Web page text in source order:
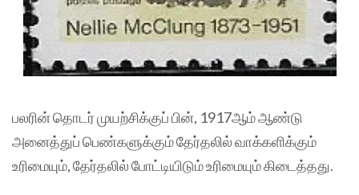
பலரின் தொடர் முயற்சிக்குப் பின், 1917ஆம் ஆண்டு
அனைத்துப் பெண்களுக்கும் தேர்தலில் வாக்களிக்கும்
உரிமையும், தேர்தலில் போட்டியிடும் உரிமையும் கிடைத்தது.